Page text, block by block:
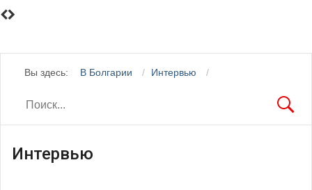
Вы здесь: В Болгарии Интервью
Интервью